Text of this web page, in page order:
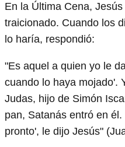
En la Última Cena,
traicionado. Cuando los
lo haría, respondió:
"Es aquel a quien yo le
cuando lo haya mojado'.
Judas, hijo de Simón
pan, Satanás entró en
pronto', le dijo Jesús"